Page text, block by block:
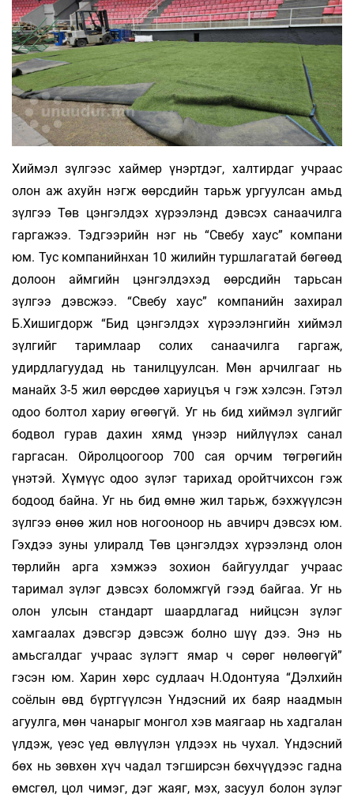
Хиймэл зүлгээс хаймер үнэртдэг, халтирдаг учраас
олон аж ахуйн нэгж өөрсдийн тарьж ургуулсан амьд
зүлгээ Төв цэнгэлдэх хүрээлэнд дэвсэх санаачилга
гаргажээ. Тэдгээрийн нэг нь “Свебу хаус” компани
юм. Тус компанийнхан 10 жилийн туршлагатай бөгөөд
долоон аймгийн цэнгэлдэхэд өөрсдийн тарьсан
зүлгээ дэвсжээ. “Свебу хаус” компанийн захирал
Б.Хишигдорж “Бид цэнгэлдэх хүрээлэнгийн хиймэл
зүлгийг таримлаар солих санаачилга гаргаж,
удирдлагуудад нь танилцуулсан. Мөн арчилгааг нь
манайх 3-5 жил өөрсдөө хариуцъя ч гэж хэлсэн. Гэтэл
одоо болтол хариу өгөөгүй. Уг нь бид хиймэл зүлгийг
бодвол гурав дахин хямд үнээр нийлүүлэх санал
гаргасан. Ойролцоогоор 700 сая орчим төгрөгийн
үнэтэй. Хүмүүс одоо зүлэг тарихад оройтчихсон гэж
бодоод байна. Уг нь бид өмнө жил тарьж, бэхжүүлсэн
зүлгээ өнөө жил нов ногооноор нь авчирч дэвсэх юм.
Гэхдээ зуны улиралд Төв цэнгэлдэх хүрээлэнд олон
төрлийн арга хэмжээ зохион байгуулдаг учраас
таримал зүлэг дэвсэх боломжгүй гээд байгаа. Уг нь
олон улсын стандарт шаардлагад нийцсэн зүлэг
хамгаалах дэвсгэр дэвсэж болно шүү дээ. Энэ нь
амьсгалдаг учраас зүлэгт ямар ч сөрөг нөлөөгүй”
гэсэн юм. Харин хөрс судлаач Н.Одонтуяа “Дэлхийн
соёлын өвд бүртгүүлсэн Үндэсний их баяр наадмын
агуулга, мөн чанарыг монгол хэв маягаар нь хадгалан
үлдэж, үеэс үед өвлүүлэн үлдээх нь чухал. Үндэсний
бөх нь зөвхөн хүч чадал тэгширсэн бөхчүүдээс гадна
өмсгөл, цол чимэг, дэг жаяг, мэх, засуул болон зүлэг